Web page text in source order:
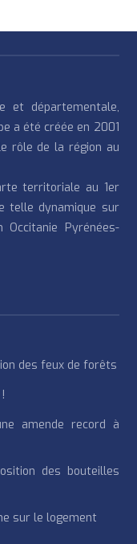
et départementale,
a été créée en 2001
rôle de la région au
territoriale au 1er
telle dynamique sur
Pyrénées-
des feux de forêts
amende record à
des bouteilles
sur le logement